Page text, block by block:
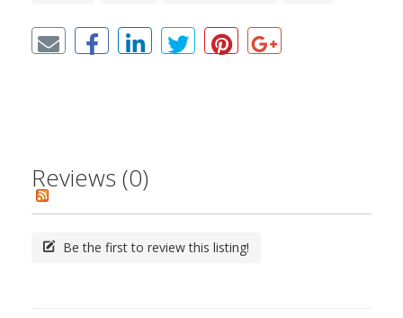
Reviews (0)
Be the first to review this listing!